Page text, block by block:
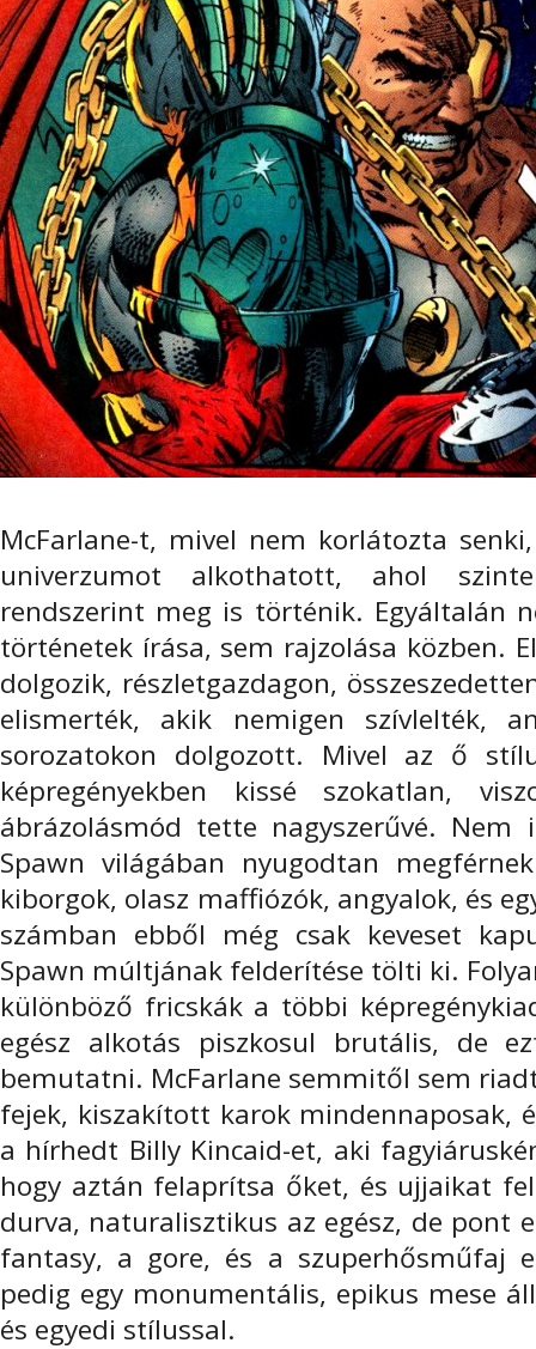
McFarlane-t, mivel nem korlátozta
univerzumot alkothatott, ahol
rendszerint meg is történik. Egyáltalán
történetek írása, sem rajzolása közben.
dolgozik, részletgazdagon,
elismerték, akik nemigen szívlelték,
sorozatokon dolgozott. Mivel az ő
képregényekben kissé szokatlan,
ábrázolásmód tette nagyszerűvé.
Spawn világában nyugodtan
kiborgok, olasz maffiózók, angyalok, és
számban ebből még csak keveset
Spawn múltjának felderítése tölti ki.
különböző fricskák a többi
egész alkotás piszkosul brutális, de
bemutatni. McFarlane semmitől sem
fejek, kiszakított karok mindennaposak,
a hírhedt Billy Kincaid-et, aki
hogy aztán felaprítsa őket, és ujjaikat
durva, naturalisztikus az egész, de pont
fantasy, a gore, és a szuperhősműfaj
pedig egy monumentális, epikus mese
és egyedi stílussal.